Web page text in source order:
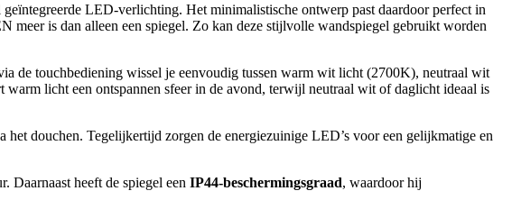
LED-verlichting. Het minimalistische ontwerp past daardoor perfect in
is dan alleen een spiegel. Zo kan deze stijlvolle wandspiegel gebruikt worden
de touchbediening wissel je eenvoudig tussen warm wit licht (2700K), neutraal wit
licht een ontspannen sfeer in de avond, terwijl neutraal wit of daglicht ideaal is
douchen. Tegelijkertijd zorgen de energiezuinige LED’s voor een gelijkmatige en
Daarnaast heeft de spiegel een IP44-beschermingsgraad, waardoor hij